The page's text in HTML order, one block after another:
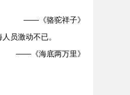
——《骆驼祥子》
员激动不已。
——《海底两万里》